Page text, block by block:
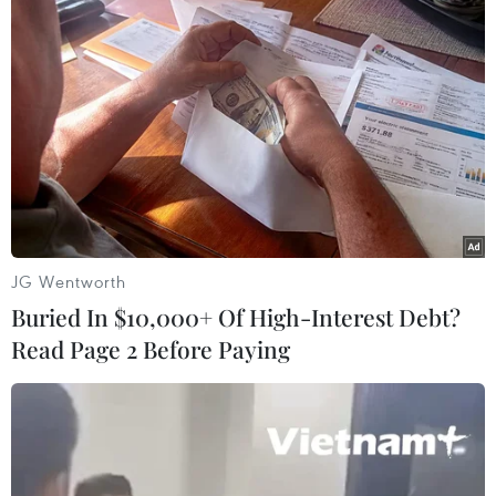
Anh muốn Argentina không "quấy rầy" về
vấn đề quần đảo tranh chấp
25/11/2015 01:34
Anh bày tỏ mong muốn hợp tác với Chính phủ của Tổng
thống đắc cử Argentina Mauricio Macri, đồng thời hy
vọng nhà lãnh đạo này sẽ không “quấy rầy” các cư dân
ở quần đảo tranh chấp Malvinas/Falklands.
JG Wentworth
Buried In $10,000+ Of High-Interest Debt?
Read Page 2 Before Paying